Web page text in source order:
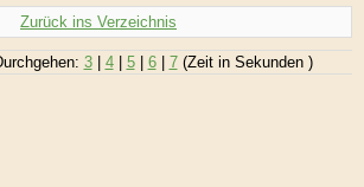
Zurück ins Verzeichnis
3| 4| 5| 6| 7(Zeit in Sekunden )